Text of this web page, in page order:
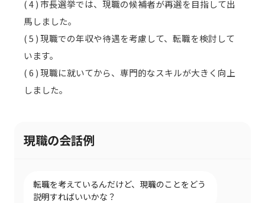
( 4 ) 市長選挙では、現職の候補者が再選を目指して出
馬しました。
( 5 ) 現職での年収や待遇を考慮して、転職を検討して
います。
( 6 ) 現職に就いてから、専門的なスキルが大きく向上
しました。
現職の会話例
転職を考えているんだけど、現職のことをどう
説明すればいいかな？